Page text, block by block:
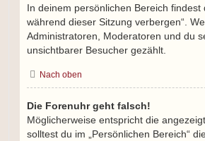
In deinem persönlichen Bereich
während dieser Sitzung verbergen“.
Administratoren, Moderatoren und du
unsichtbarer Besucher gezählt.
Nach oben
Die Forenuhr geht falsch!
Möglicherweise entspricht die
solltest du im „Persönlichen Bereich“